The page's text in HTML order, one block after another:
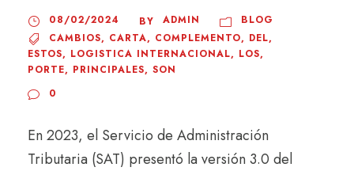
08/02/2024 BY ADMIN
BLOG
CAMBIOS, CARTA, COMPLEMENTO, DEL,
ESTOS, LOGISTICA INTERNACIONAL, LOS,
PORTE, PRINCIPALES, SON
0
En 2023, el Servicio de Administración
Tributaria (SAT) presentó la versión 3.0 del